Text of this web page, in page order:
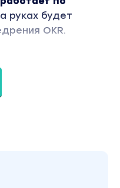
руках будет
OKR.
бизнеса,